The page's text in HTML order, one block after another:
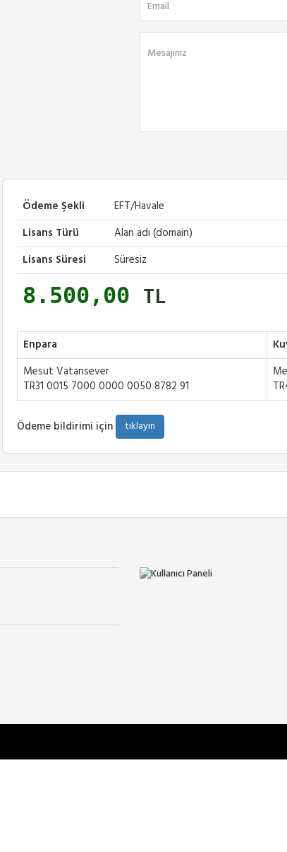
Ödeme Şekli
EFT/Havale
Lisans Türü
Alan adı (domain)
Lisans Süresi
Süresiz
8.500,00 TL
Enpara
Mesut Vatansever
TR31 0015 7000 0000 0050 8782 91
Ödeme bildirimi için tıklayın